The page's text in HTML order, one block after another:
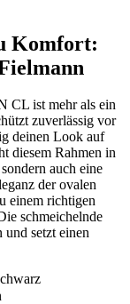
Komfort:
CL ist mehr als ein
zuverlässig vor
deinen Look auf
diesem Rahmen in
auch eine
der ovalen
einem richtigen
schmeichelnde
und setzt einen